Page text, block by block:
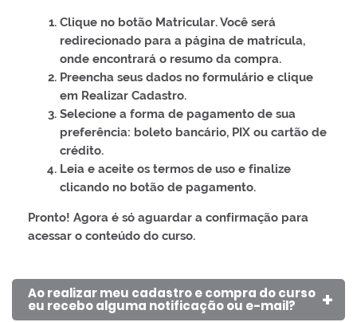
Clique no botão Matricular. Você será
redirecionado para a página de matrícula,
onde encontrará o resumo da compra.
Preencha seus dados no formulário e clique
em Realizar Cadastro.
Selecione a forma de pagamento de sua
preferência: boleto bancário, PIXou cartão de
crédito.
Leia e aceite os termos de usoe finalize
clicando no botão de pagamento.
Pronto! Agora é só aguardar a confirmação para
acessar o conteúdo do curso.
Ao realizar meu cadastro e compra do curso
eu recebo alguma notificação ou e-mail?